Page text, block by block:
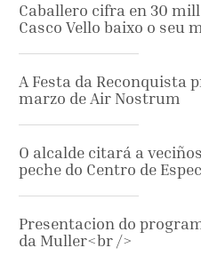
Caballero cifra en 30
Casco Vello baixo o seu
A Festa da Reconquista
marzo de Air Nostrum
O alcalde citará a
peche do Centro de
Presentacion do
da Muller<br />